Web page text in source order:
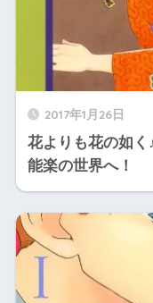
2017年1月26日
花よりも花の如
能楽の世界へ！